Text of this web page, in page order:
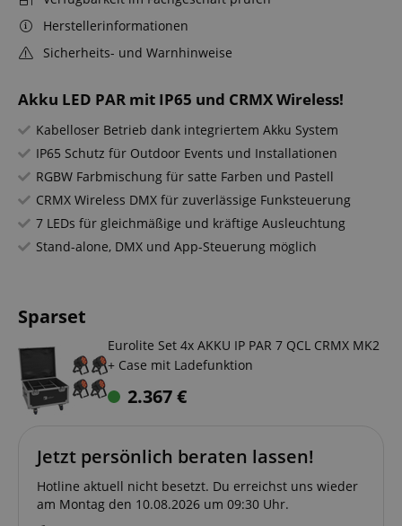
Akku LED PAR mit IP65 und CRMX Wireless!
Kabelloser Betrieb dank integriertem Akku System
IP65 Schutz für Outdoor Events und Installationen
RGBW Farbmischung für satte Farben und Pastell
CRMX Wireless DMX für zuverlässige Funksteuerung
7 LEDs für gleichmäßige und kräftige Ausleuchtung
Stand-alone, DMX und App-Steuerung möglich
Herstellerinformationen
Sicherheits- und Warnhinweise
Sparset
Eurolite Set 4x AKKU IP PAR 7 QCL CRMX MK2
+ Case mit Ladefunktion
2.367€
Jetzt persönlich beraten lassen!
Hotline aktuell nicht besetzt. Du erreichst uns wieder
am Montag den 10.08.2026 um 09:30 Uhr.